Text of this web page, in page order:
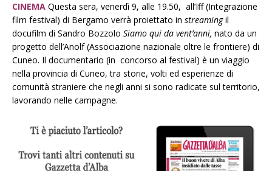
CINEMA Questa sera, venerdì 9, alle 19.50, all’Iff (Integrazione
film festival) di Bergamo verrà proiettato in streamingil
docufilm di Sandro Bozzolo Siamo qui da vent’anni, nato da un
progetto dell’Anolf (Associazione nazionale oltre le frontiere) di
Cuneo. Il documentario (in concorso al festival) è un viaggio
nella provincia di Cuneo, tra storie, volti ed esperienze di
comunità straniere che negli anni si sono radicate sul territorio,
lavorando nelle campagne.